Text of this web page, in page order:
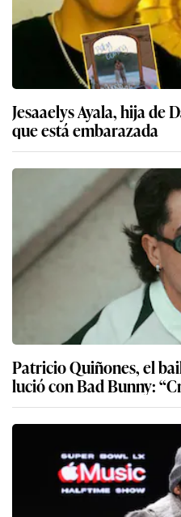
Jesaaelys Ayala, hija de
que está embarazada
Patricio Quiñones, el
lució con Bad Bunny: